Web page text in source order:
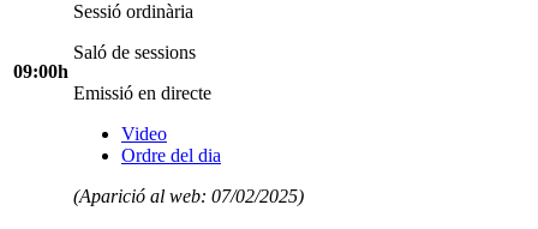
09:00h
Sessió ordinària
Saló de sessions
Emissió en directe
Video
Ordre del dia
(Aparició al web: 07/02/2025)